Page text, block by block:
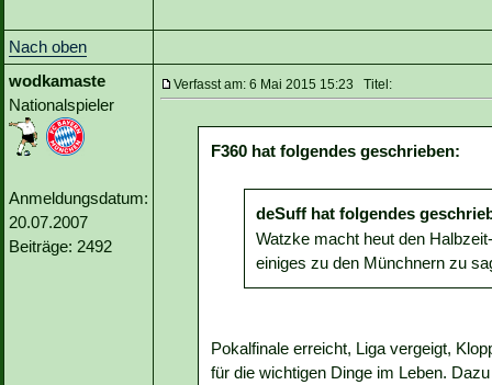
Nach oben
wodkamaste
Nationalspieler
Anmeldungsdatum:
20.07.2007
Beiträge: 2492
Verfasst am: 6 Mai 2015 15:23 Titel:
F360 hat folgendes geschrieben:
deSuff hat folgendes
Watzke macht heut den
einiges zu den Münchnern zu
Pokalfinale erreicht, Liga vergeigt,
für die wichtigen Dinge im Leben.